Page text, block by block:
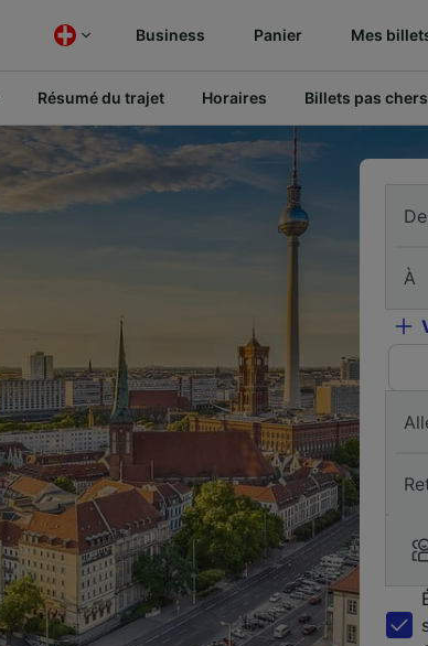
Business Panier Mes
Résumé du trajet Horaires Billets pas chers
De
À